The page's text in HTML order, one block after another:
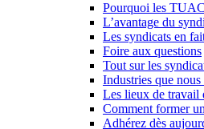
Pourquoi les
L’avantage du
Les syndicats en
Foire aux questions
Tout sur les
Industries que nous
Les lieux de travail
Comment former
Adhérez dès